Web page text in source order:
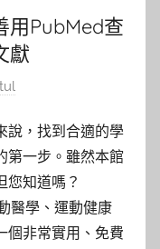
用PubMed查
獻
說，找到合適的學
第一步。雖然本館
您知道嗎？
醫學、運動健康
個非常實用、免費